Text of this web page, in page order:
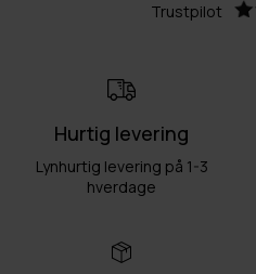
Trustpilot
Hurtig levering
Lynhurtig levering på 1-3
hverdage